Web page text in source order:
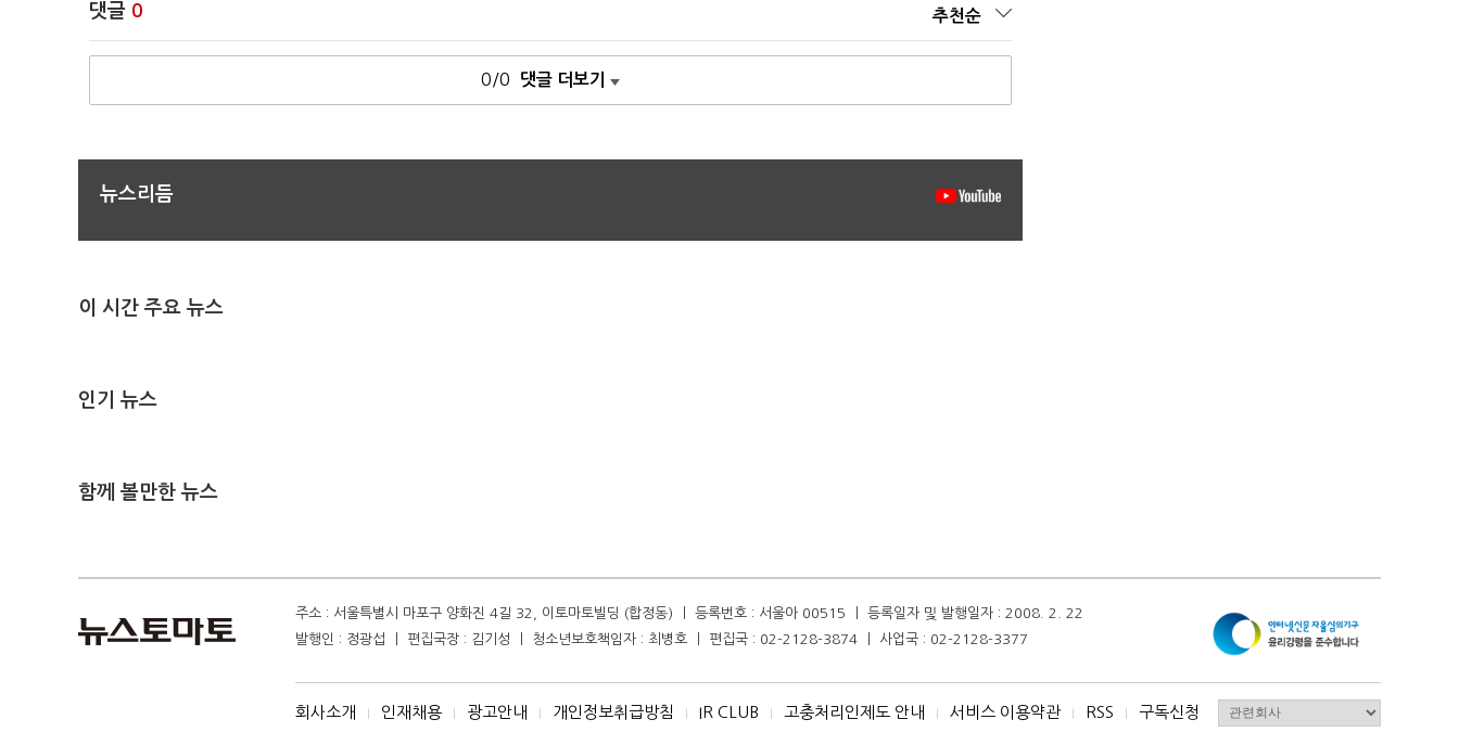
댓글 0 추천순
0/0 댓글 더보기
뉴스리듬
이 시간 주요 뉴스
인기 뉴스
함께 볼만한 뉴스
주소 : 서울특별시 마포구 양화진 4길 32, 이토마토빌딩 (합정동) ㅣ 등록번호 : 서울아 00515 ㅣ 등록일자 및 발행일자 : 2008. 2. 22
발행인 : 정광섭 ㅣ 편집국장 : 김기성 ㅣ 청소년보호책임자 : 최병호 ㅣ 편집국 : 02-2128-3874 ㅣ 사업국 : 02-2128-3377
회사소개 I 인재채용 I 광고안내 I 개인정보취급방침 I IR CLUB I 고충처리인제도 안내 I 서비스 이용약관 I RSS I 구독신청